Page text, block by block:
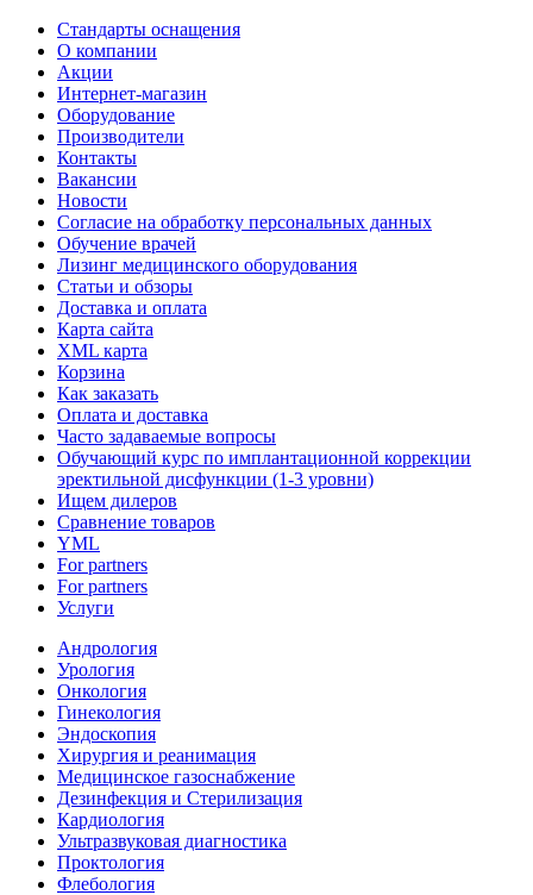
Стандарты оснащения
О компании
Акции
Интернет-магазин
Оборудование
Производители
Контакты
Вакансии
Новости
Согласие на обработку персональных данных
Обучение врачей
Лизинг медицинского оборудования
Статьи и обзоры
Доставка и оплата
Карта сайта
XML карта
Корзина
Как заказать
Оплата и доставка
Часто задаваемые вопросы
Обучающий курс по имплантационной коррекции
эректильной дисфункции (1-3 уровни)
Ищем дилеров
Сравнение товаров
YML
For partners
For partners
Услуги
Андрология
Урология
Онкология
Гинекология
Эндоскопия
Хирургия и реанимация
Медицинское газоснабжение
Дезинфекция и Стерилизация
Кардиология
Ультразвуковая диагностика
Проктология
Флебология